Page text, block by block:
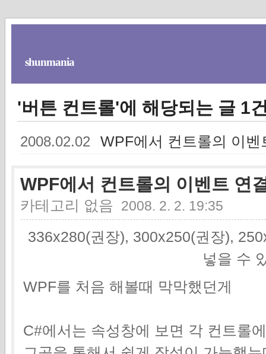
shunmania
'버튼 컨트롤'에 해당되는 글 1
2008.02.02 WPF에서 컨트롤의 이
WPF에서 컨트롤의 이벤트 연
카테고리 없음 2008. 2. 2. 19:35
336x280(권장), 300x250(권장),
넣을 수
WPF를 처음 해볼때 막막했던게
C#에서는 속성창에 보면 각 컨트롤